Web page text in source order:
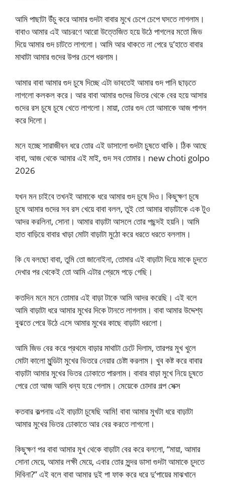
আমি পাছাটা উঁচু করে আমার গুদটা বাবার মুখে চেপে চেপে ঘসতে লাগলাম।
বাবাও আমার এই আচরণে আরো উত্তেজিত হয়ে উঠে পাগলের মতো জিভ
দিয়ে আমার গুদ চাটতে লাগলো। আমি আর থাকতে না পেরে দু’হাতে বাবার
মাথাটা আমার গুদের উপর চেপে ধরলাম।
আমার বাবা আমার গুদ চুষে দিচ্ছে এটা ভাবতেই আমার গুদ পানি ছাড়তে
লাগলো কলকল করে। আর বাবা আমার গুদের ভিতর থেকে বের হয়ে আসার
গুদের রস চুষে চুষে খেতে লাগলো। মায়া, তোর গুদ তো আমাকে আজ পাগল
করে দিলো।
মনে হচ্ছে সারাজীবন ধরে তোর এই ডাসালো গুদটা চুষতে থাকি। ঠিক আছে
বাবা, আজ থেকে আমার এই মাই, গুদ সব তোমার। new choti golpo
2026
যখন মন চাইবে তখনই আমাকে ধরে আমার গুদ চুষে দিও। কিছুক্ষণ চুষে
চুষে আমার গুদের সব রস খেয়ে বাবা বলল, তুই তো আমার বাড়াটাকে এক টুও
আদর করলিনা, সোনা। আমার বাড়াটা আসলে তোর পছন্দই হয়নি। আমি
হাত বাড়িয়ে বাবার খাড়া মোটা বাড়াটা মুঠো করে ধরতে ধরতে বললাম।
কি যে বলছো বাবা, তুমি তো জানোইনা, তোমার এই বাড়াটা দিয়ে মাকে চুদতে
দেখার পর থেকেই তো আমি এটার প্রেমে পড়ে গেছি।
কতদিন মনে মনে তোমার এই বাড়া টাকে আমি আদর করেছি। এই বলে
আমি বাড়াটা ধরে আমার মুখের দিকে টানতে লাগলাম। বাবা আমার উদ্দেশ্য
বুঝতে পেরে উঠে এসে আমার মুখের কাছে বাড়াটা ধরলো।
আমি জিভ বের করে প্রথমে বাড়ার মাথাটা চেটে দিলাম, তারপর মুখ খুলে
মোটা কালো মুন্ডিটা মুখের ভিতরে নেয়ার চেষ্টা করলাম। খুব কষ্ট করে বাবার
বাড়াটা আমার মুখের ভিতর ঢোকাতে পারলাম। বাবার বাড়া মুখে নিয়ে চুষতে
পেরে তো আজ আমি ধন্য হয়ে গেলাম। মেয়েকে চোদার গল্প সেক্স
কতবার কল্পনায় এই বাড়াটা চুষেছি আমি! বাবা আমার মুখটা ধরে বাড়াটা
আমার মুখের ভিতর ঢোকাতে আর বের করতে লাগলো।
কিছুক্ষণ পর বাবা আমার মুখ থেকে বাড়াটা বের করে বললো, “মায়া, আমার
সোনা মেয়ে, আমার লক্ষী মেয়ে, এবার তোর সুন্দর ডাসা গুদটা আমাকে চুদতে
দিবিনা?” এই বলে বাবা আমার দুই পা ফাক করে ধরে দু’পায়ের মাঝখানে